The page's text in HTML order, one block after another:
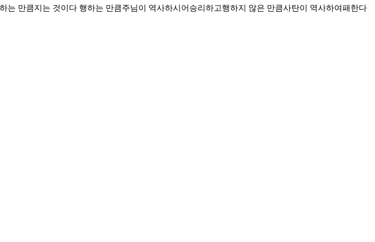
만큼지는 것이다 행하는 만큼주님이 역사하시어승리하고행하지 않은 만큼사탄이 역사하여패한다